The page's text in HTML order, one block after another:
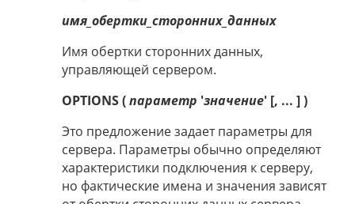
имя_обертки_сторонних_данных
Имя обертки сторонних данных,
управляющей сервером.
OPTIONS (параметр 'значение' [, ... ] )
Это предложение задает параметры для
сервера. Параметры обычно определяют
характеристики подключения к серверу,
но фактические имена и значения зависят